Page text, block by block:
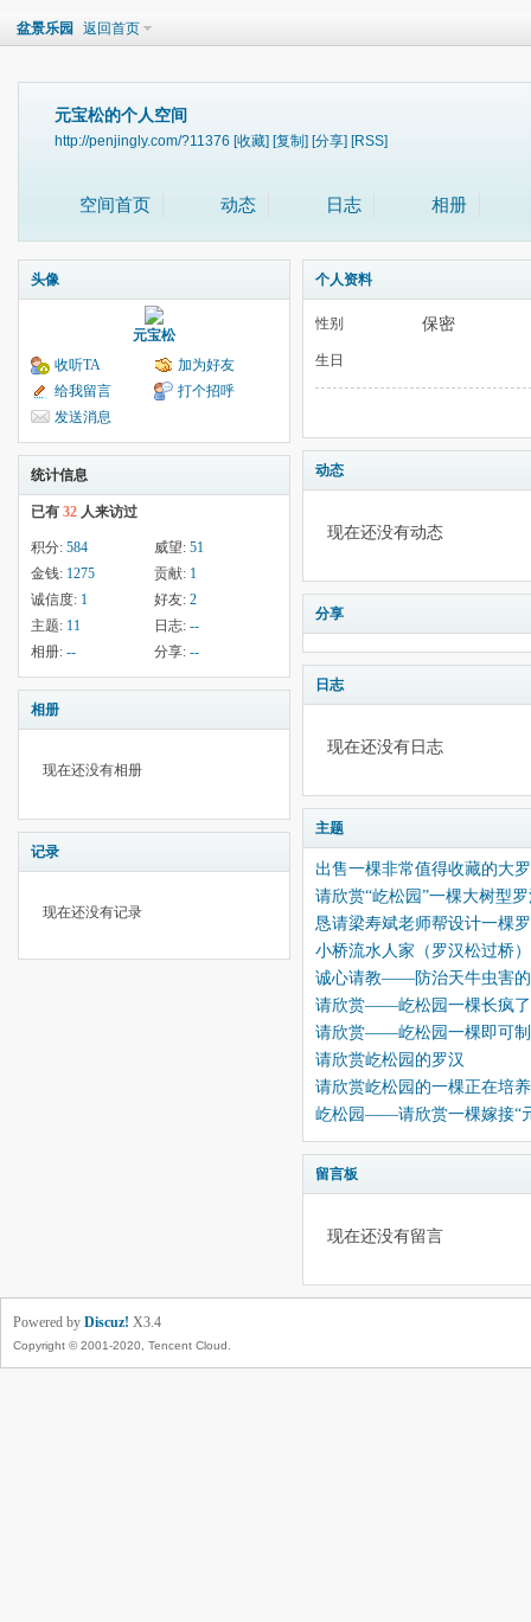
盆景乐园 返回首页
元宝松的个人空间
http://penjingly.com/?11376 [收藏] [复制] [分享] [RSS]
空间首页 动态 日志 相册
头像
元宝松
收听TA
加为好友
给我留言
打个招呼
发送消息
统计信息
已有 32 人来访过
积分: 584 威望: 51
金钱: 1275 贡献: 1
诚信度: 1 好友: 2
主题: 11 日志: --
相册: -- 分享: --
相册
现在还没有相册
记录
现在还没有记录
个人资料
性别 保密
生日
动态
现在还没有动态
分享
日志
现在还没有日志
主题
出售一棵非常值得收藏的大
请欣赏“屹松园”一棵大树型
恳请梁寿斌老师帮设计一棵
小桥流水人家（罗汉松过桥
诚心请教——防治天牛虫害
请欣赏——屹松园一棵长疯
请欣赏——屹松园一棵即可制
请欣赏屹松园的罗汉
请欣赏屹松园的一棵正在培
屹松园——请欣赏一棵嫁接“
留言板
现在还没有留言
Powered by Discuz! X3.4
Copyright © 2001-2020, Tencent Cloud.